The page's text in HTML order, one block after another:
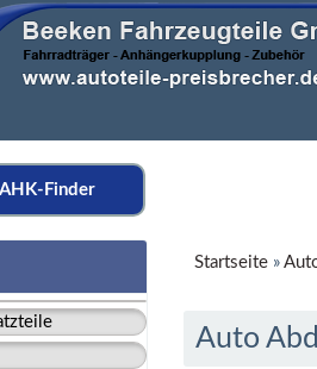
Finder
Startseite»
Auto